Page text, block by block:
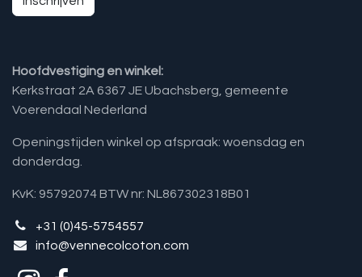
Hoofdvestiging en winkel:
Kerkstraat 2A 6367 JE Ubachsberg, gemeente
Voerendaal Nederland
Openingstijden winkel op afspraak: woensdag en
donderdag.
KvK: 95792074 BTW nr: NL867302318B01
+31 (0)45-5754557
info@vennecolcoton.com